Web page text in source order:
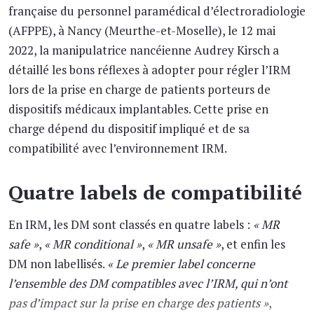
française du personnel paramédical d’électroradiologie
(AFPPE), à Nancy (Meurthe-et-Moselle), le 12 mai
2022, la manipulatrice nancéienne Audrey Kirsch a
détaillé les bons réflexes à adopter pour régler l’IRM
lors de la prise en charge de patients porteurs de
dispositifs médicaux implantables. Cette prise en
charge dépend du dispositif impliqué et de sa
compatibilité avec l’environnement IRM.
Quatre labels de compatibilité
En IRM, les DM sont classés en quatre labels : « MR
safe », « MR conditional », « MR unsafe », et enfin les
DM non labellisés. « Le premier label concerne
l’ensemble des DM compatibles avec l’IRM, qui n’ont
pas d’impact sur la prise en charge des patients »,